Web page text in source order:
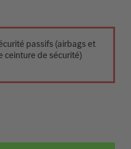
passifs (airbags et
ceinture de sécurité)